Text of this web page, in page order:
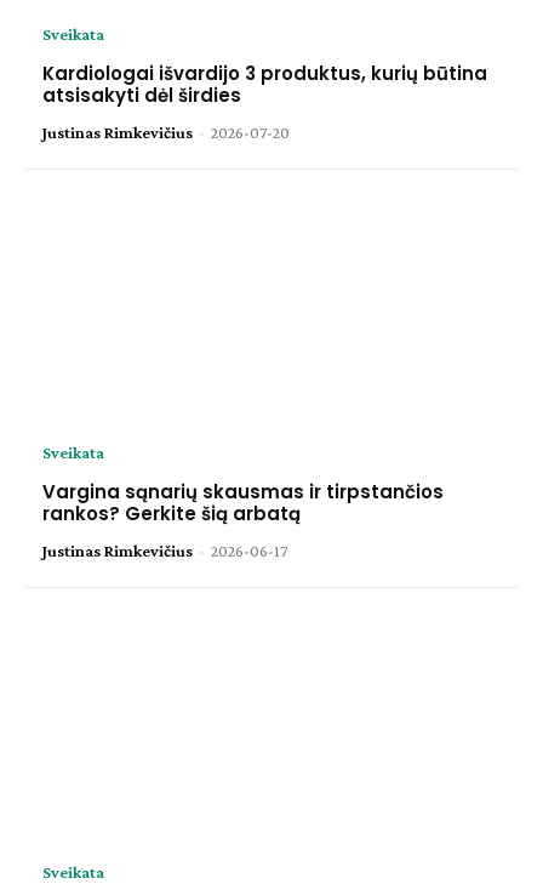
Sveikata
Kardiologai išvardijo 3 produktus, kurių būtina
atsisakyti dėl širdies
Justinas Rimkevičius - 2026-07-20
Sveikata
Vargina sąnarių skausmas ir tirpstančios
rankos? Gerkite šią arbatą
Justinas Rimkevičius - 2026-06-17
Sveikata